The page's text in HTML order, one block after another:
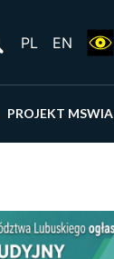
PROJEKT MSWIA
PL EN